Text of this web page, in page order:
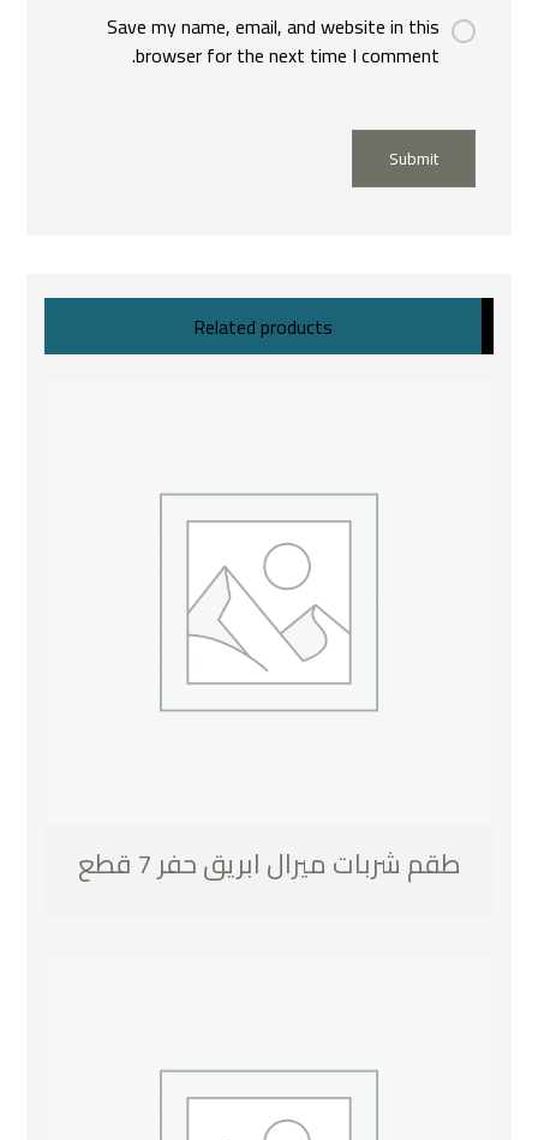
Save my name, email, and website in this
browser for the next time I comment.
Submit
Related products
طقم شربات ميرال ابريق حفر 7 قطع